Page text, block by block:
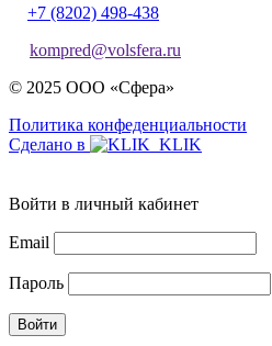
+7 (8202) 498-438
kompred@volsfera.ru
© 2025 ООО «Сфера»
Политика конфеденциальности
Сделано в
Войти в личный кабинет
Email
Пароль